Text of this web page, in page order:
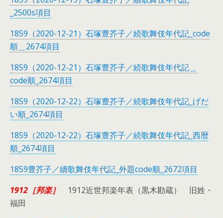
_2500s項目
1859（2020-12-21）石塚豊芥子／続歌舞伎年代記_code
順＿2674項目
1859（2020-12-21）石塚豊芥子／続歌舞伎年代記＿
code順_2674項目
1859（2020-12-22）石塚豊芥子／続歌舞伎年代記_げだ
い順_2674項目
1859（2020-12-22）石塚豊芥子／続歌舞伎年代記_西暦
順_2674項目
1859豊芥子／續歌舞伎年代記_外題code順_2672項目
1912［邦楽］
1912近世邦楽年表（黒木勘蔵） 旧姓・
福田